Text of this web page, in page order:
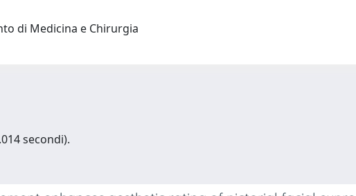
di Medicina e Chirurgia
secondi).